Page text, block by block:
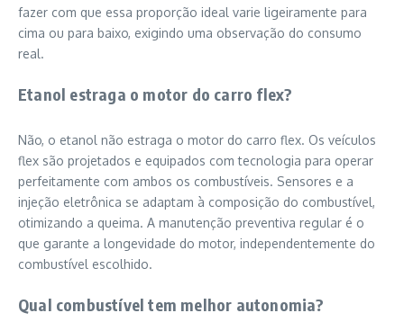
fazer com que essa proporção ideal varie ligeiramente para
cima ou para baixo, exigindo uma observação do consumo
real.
Etanol estraga o motor do carro flex?
Não, o etanol não estraga o motor do carro flex. Os veículos
flex são projetados e equipados com tecnologia para operar
perfeitamente com ambos os combustíveis. Sensores e a
injeção eletrônica se adaptam à composição do combustível,
otimizando a queima. A manutenção preventiva regular é o
que garante a longevidade do motor, independentemente do
combustível escolhido.
Qual combustível tem melhor autonomia?